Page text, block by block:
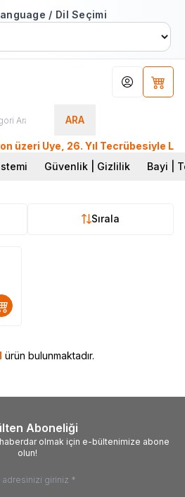
/ Dil Seçimi
ARA
Hesabım
Üye, 26. Yıl Tecrübesiyle
Güvenlik | Gizlilik Bayi |
Sırala
ürün bulunmaktadır.
Aboneliği
olmak için e-bültenimize abone
olun!